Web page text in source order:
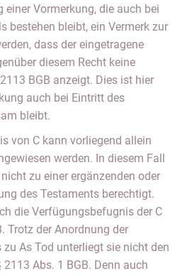
einer Vormerkung, die auch bei
bestehen bleibt, ein Vermerk zur
dass der eingetragene
diesem Recht keine
BGB anzeigt. Dies ist hier
auch bei Eintritt des
bleibt.
von C kann vorliegend allein
werden. In diesem Fall
zu einer ergänzenden oder
des Testaments berechtigt.
die Verfügungsbefugnis der C
Trotz der Anordnung der
As Tod unterliegt sie nicht den
Abs. 1 BGB. Denn auch